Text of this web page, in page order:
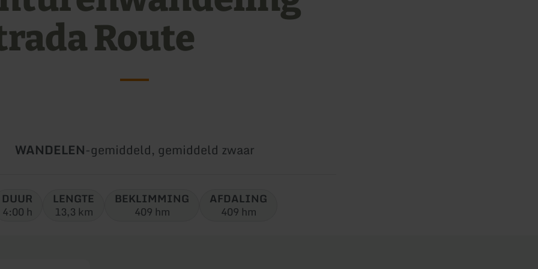
Route
Soort
WANDELEN-Moeilijkheidsgraad:
gemiddeld, gemiddeld zwaar
DUUR
4:00 h
LENGTE
13,3 km
BEKLIMMING
409 hm
AFDALING
409 hm